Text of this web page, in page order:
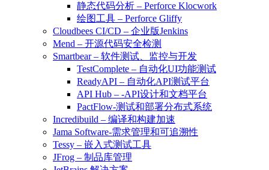
静态代码分析 – Perforce Klocwork
绘图工具 – Perforce Gliffy
Cloudbees CI/CD – 企业版Jenkins
Mend – 开源代码安全检测
Smartbear – 软件测试、监控与开发
TestComplete – 自动化UI功能测试
ReadyAPI – 自动化API测试平台
API Hub – -API设计和文档平台
PactFlow-测试和部署分布式系统
Incredibuild – 编译和构建加速
Jama Software-需求管理和可追溯性
Tessy – 嵌入式测试工具
JFrog – 制品库管理